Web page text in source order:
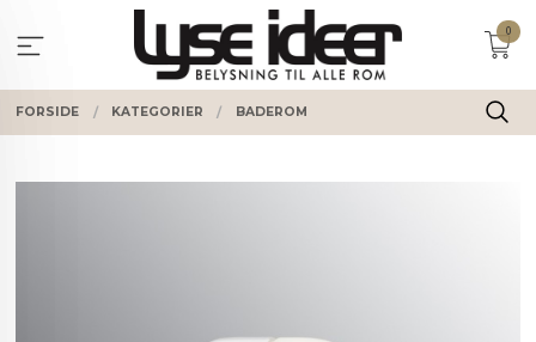
innholdet
0
FORSIDE KATEGORIER BADEROM